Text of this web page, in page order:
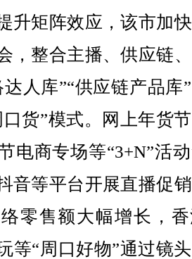
矩阵效应，该市加
，整合主播、供应链
人库”“供应链产品库
货”模式。网上年货
电商专场等“3+N”活
音等平台开展直播促
零售额大幅增长，
等“周口好物”通过镜